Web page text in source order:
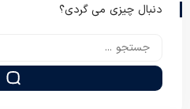
دنبال چیزی می گردی؟